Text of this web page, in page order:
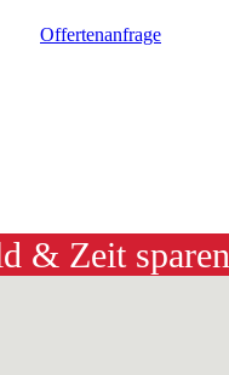
Offertenanfrage
& Zeit sparen